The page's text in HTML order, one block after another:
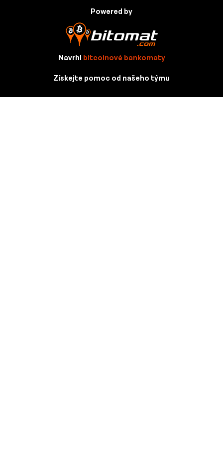
Powered by
Navrhl bitcoinové bankomaty
Získejte pomoc od našeho týmu